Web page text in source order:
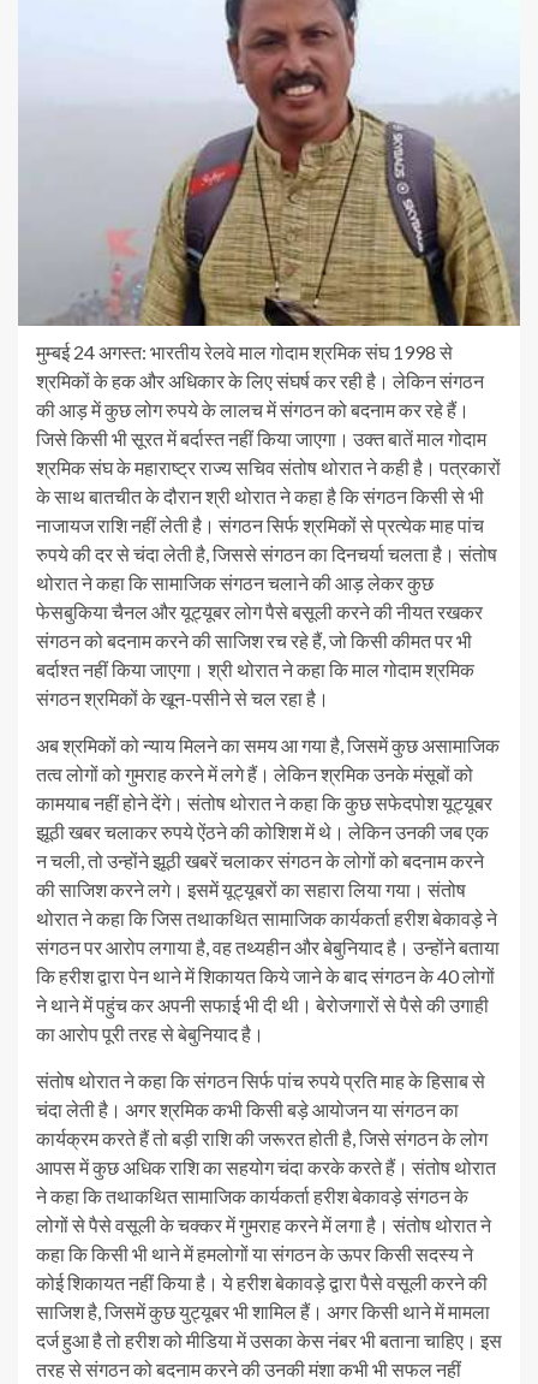
मुम्बई 24 अगस्त: भारतीय रेलवे माल गोदाम श्रमिक संघ 1998 से
श्रमिकों के हक और अधिकार के लिए संघर्ष कर रही है। लेकिन संगठन
की आड़ में कुछ लोग रुपये के लालच में संगठन को बदनाम कर रहे हैं।
जिसे किसी भी सूरत में बर्दास्त नहीं किया जाएगा। उक्त बातें माल गोदाम
श्रमिक संघ के महाराष्ट्र राज्य सचिव संतोष थोरात ने कही है। पत्रकारों
के साथ बातचीत के दौरान श्री थोरात ने कहा है कि संगठन किसी से भी
नाजायज राशि नहीं लेती है। संगठन सिर्फ श्रमिकों से प्रत्येक माह पांच
रुपये की दर से चंदा लेती है, जिससे संगठन का दिनचर्या चलता है। संतोष
थोरात ने कहा कि सामाजिक संगठन चलाने की आड़ लेकर कुछ
फेसबुकिया चैनल और यूट्यूबर लोग पैसे बसूली करने की नीयत रखकर
संगठन को बदनाम करने की साजिश रच रहे हैं, जो किसी कीमत पर भी
बर्दाश्त नहीं किया जाएगा। श्री थोरात ने कहा कि माल गोदाम श्रमिक
संगठन श्रमिकों के खून-पसीने से चल रहा है।
अब श्रमिकों को न्याय मिलने का समय आ गया है, जिसमें कुछ असामाजिक
तत्व लोगों को गुमराह करने में लगे हैं। लेकिन श्रमिक उनके मंसूबों को
कामयाब नहीं होने देंगे। संतोष थोरात ने कहा कि कुछ सफेदपोश यूट्यूबर
झूठी खबर चलाकर रुपये ऐंठने की कोशिश में थे। लेकिन उनकी जब एक
न चली, तो उन्होंने झूठी खबरें चलाकर संगठन के लोगों को बदनाम करने
की साजिश करने लगे। इसमें यूट्यूबरों का सहारा लिया गया। संतोष
थोरात ने कहा कि जिस तथाकथित सामाजिक कार्यकर्ता हरीश बेकावड़े ने
संगठन पर आरोप लगाया है, वह तथ्यहीन और बेबुनियाद है। उन्होंने बताया
कि हरीश द्वारा पेन थाने में शिकायत किये जाने के बाद संगठन के 40 लोगों
ने थाने में पहुंच कर अपनी सफाई भी दी थी। बेरोजगारों से पैसे की उगाही
का आरोप पूरी तरह से बेबुनियाद है।
संतोष थोरात ने कहा कि संगठन सिर्फ पांच रुपये प्रति माह के हिसाब से
चंदा लेती है। अगर श्रमिक कभी किसी बड़े आयोजन या संगठन का
कार्यक्रम करते हैं तो बड़ी राशि की जरूरत होती है, जिसे संगठन के लोग
आपस में कुछ अधिक राशि का सहयोग चंदा करके करते हैं। संतोष थोरात
ने कहा कि तथाकथित सामाजिक कार्यकर्ता हरीश बेकावड़े संगठन के
लोगों से पैसे वसूली के चक्कर में गुमराह करने में लगा है। संतोष थोरात ने
कहा कि किसी भी थाने में हमलोगों या संगठन के ऊपर किसी सदस्य ने
कोई शिकायत नहीं किया है। ये हरीश बेकावड़े द्वारा पैसे वसूली करने की
साजिश है, जिसमें कुछ युट्यूबर भी शामिल हैं। अगर किसी थाने में मामला
दर्ज हुआ है तो हरीश को मीडिया में उसका केस नंबर भी बताना चाहिए। इस
तरह से संगठन को बदनाम करने की उनकी मंशा कभी भी सफल नहीं